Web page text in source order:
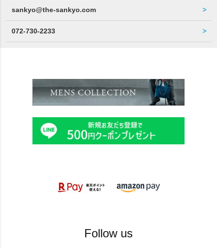
sankyo@the-sankyo.com
072-730-2233
Follow us